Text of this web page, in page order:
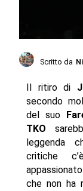
Scritto da
Il ritiro di
secondo
del suo
TKO
leggenda
critiche
che non ha